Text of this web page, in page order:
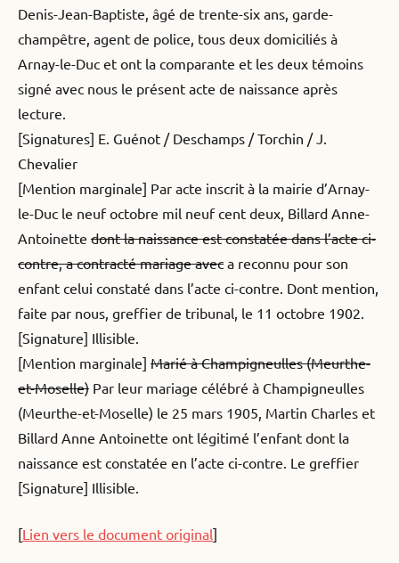
Denis-Jean-Baptiste, âgé de trente-six ans, garde-
champêtre, agent de police, tous deux domiciliés à
Arnay-le-Duc et ont la comparante et les deux témoins
signé avec nous le présent acte de naissance après
lecture.
[Signatures] E. Guénot / Deschamps / Torchin / J.
Chevalier
[Mention marginale] Par acte inscrit à la mairie d’Arnay-
le-Duc le neuf octobre mil neuf cent deux, Billard Anne-
Antoinette dont la naissance est constatée dans l’acte ci-
contre, a contracté mariage avec a reconnu pour son
enfant celui constaté dans l’acte ci-contre. Dont mention,
faite par nous, greffier de tribunal, le 11 octobre 1902.
[Signature] Illisible.
[Mention marginale] Marié à Champigneulles (Meurthe-
et-Moselle) Par leur mariage célébré à Champigneulles
(Meurthe-et-Moselle) le 25 mars 1905, Martin Charles et
Billard Anne Antoinette ont légitimé l’enfant dont la
naissance est constatée en l’acte ci-contre. Le greffier
[Signature] Illisible.
[Lien vers le document original]